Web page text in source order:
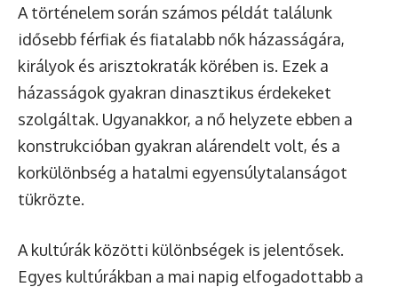
A történelem során számos példát találunk
idősebb férfiak és fiatalabb nők házasságára,
királyok és arisztokraták körében is. Ezek a
házasságok gyakran dinasztikus érdekeket
szolgáltak. Ugyanakkor, a nő helyzete ebben a
konstrukcióban gyakran alárendelt volt, és a
korkülönbség a hatalmi egyensúlytalanságot
tükrözte.
A kultúrák közötti különbségek is jelentősek.
Egyes kultúrákban a mai napig elfogadottabb a